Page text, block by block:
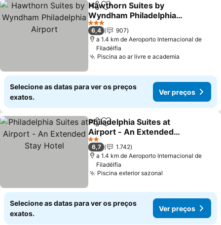
PartilharAdicionar aos favoritos
Hawthorn Suites by
Wyndham Philadelphia
Airport
3 Estrelas
6,4
907
a 1.4 km de Aeroporto Internacional de
Filadélfia
Piscina ao ar livre e academia
Selecione as datas para ver os preços
exatos.
Ver preços
PartilharAdicionar aos favoritos
Philadelphia Suites at
Airport - An Extended
Stay Hotel
2 Estrelas
6,7
1.742
a 1.4 km de Aeroporto Internacional de
Filadélfia
Piscina exterior sazonal
Selecione as datas para ver os preços
exatos.
Ver preços